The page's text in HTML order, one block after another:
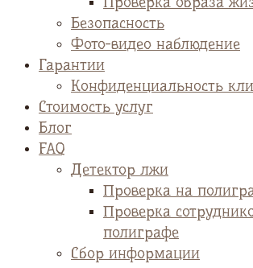
Безопасность
Фото-видео наблюдение
Гарантии
Конфиденциальность
Стоимость услуг
Блог
FAQ
Детектор лжи
Проверка на
Проверка
полиграфе
Сбор информации